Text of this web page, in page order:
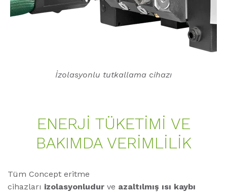
İzolasyonlu tutkallama cihazı
ENERJİ TÜKETİMİ VE
BAKIMDA VERİMLİLİK
Tüm Concept eritme
cihazları izolasyonludur ve azaltılmış ısı kaybı